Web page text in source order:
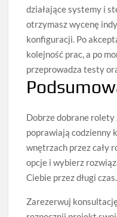
działające systemy i
otrzymasz wycenę
konfiguracji. Po
kolejność prac, a po
przeprowadza testy
Dobrze dobrane
poprawiają codzienny
wnętrzach przez cały
opcje i wybierz
Ciebie przez długi czas.
Zarezerwuj